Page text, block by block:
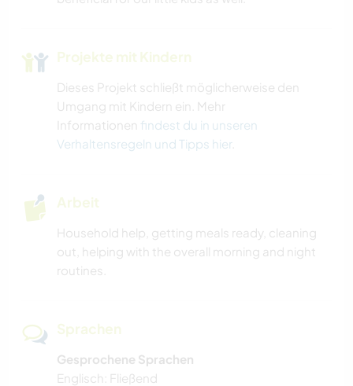
Projekte mit Kindern
Dieses Projekt schließt möglicherweise den
Umgang mit Kindern ein. Mehr
Informationen findest du in unseren
Verhaltensregeln und Tipps hier.
Arbeit
Household help, getting meals ready, cleaning
out, helping with the overall morning and night
routines.
Sprachen
Gesprochene Sprachen
Englisch: Fließend